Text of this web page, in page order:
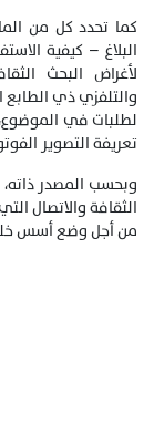
كما تحدد كل من
البلاغ – كيفية
لأغراض البحث
والتلفزي ذي
لطلبات في
تعريفة التصوير
وبحسب المصدر ذاته،
الثقافة والاتصال
من أجل وضع أسس خلق